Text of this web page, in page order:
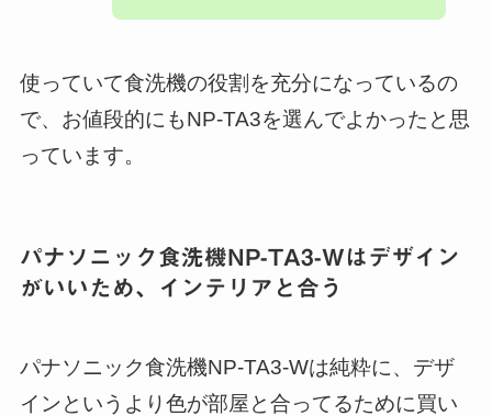
使っていて食洗機の役割を充分になっているの
で、お値段的にもNP-TA3を選んでよかったと思
っています。
パナソニック食洗機NP-TA3-Wはデザイン
がいいため、インテリアと合う
パナソニック食洗機NP-TA3-Wは純粋に、デザ
インというより色が部屋と合ってるために買い